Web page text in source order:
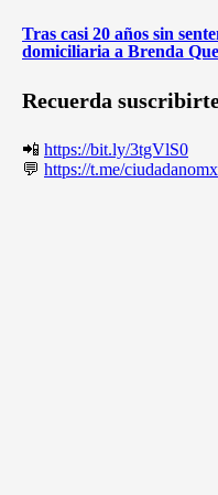
Tras casi 20 años sin
domiciliaria a Brenda
Recuerda
📲 https://bit.ly/3tgVlS0
💬 https://t.me/ciudadanomx